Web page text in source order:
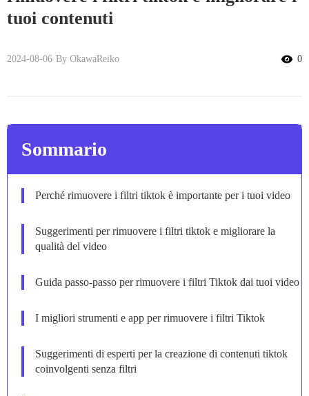
tuoi contenuti
2024-08-06 By OkawaReiko 0
Sommario
Perché rimuovere i filtri tiktok è importante per i tuoi video
Suggerimenti per rimuovere i filtri tiktok e migliorare la
qualità del video
Guida passo-passo per rimuovere i filtri Tiktok dai tuoi video
I migliori strumenti e app per rimuovere i filtri Tiktok
Suggerimenti di esperti per la creazione di contenuti tiktok
coinvolgenti senza filtri